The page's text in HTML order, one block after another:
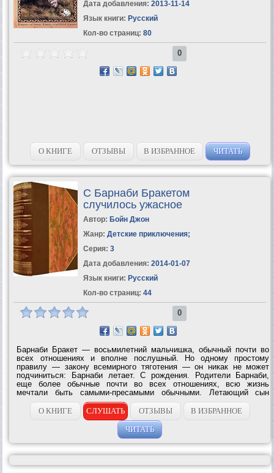
Дата добавления: 2013-11-14
Язык книги: Русский
Кол-во страниц: 80
0
О КНИГЕ ОТЗЫВЫ В ИЗБРАННОЕ ЧИТАТЬ
С Барнаби Бракетом
случилось ужасное
Автор: Бойн Джон
Жанр: Детские приключения;
Серия: 3
Дата добавления: 2014-01-07
Язык книги: Русский
Кол-во страниц: 44
0
Барнаби Бракет — восьмилетний мальчишка, обычный почти во
всех отношениях и вполне послушный. Но одному простому
правилу — закону всемирного тяготения — он никак не может
подчиниться: Барнаби летает. С рождения. Родители Барнаби,
еще более обычные почти во всех отношениях, всю жизнь
мечтали быть самыми-пресамыми обычными. Летающий сын
разрушил эту мечту — и поплатился за это: случилось ужасное. И
с этого ужасного началось...
О КНИГЕ СЛУШАТЬ ОТЗЫВЫ
В ИЗБРАННОЕ
ЧИТАТЬ